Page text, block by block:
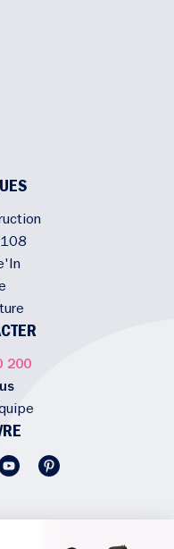
200